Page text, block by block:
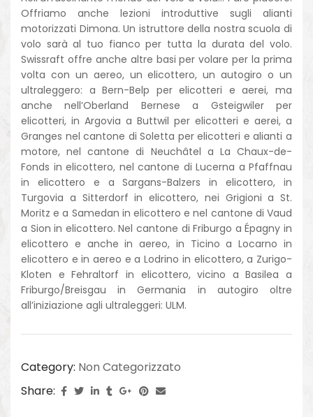
Offriamo anche lezioni introduttive sugli alianti
motorizzati Dimona. Un istruttore della nostra scuola di
volo sarà al tuo fianco per tutta la durata del volo.
Swissraft offre anche altre basi per volare per la prima
volta con un aereo, un elicottero, un autogiro o un
ultraleggero: a Bern-Belp per elicotteri e aerei, ma
anche nell’Oberland Bernese a Gsteigwiler per
elicotteri, in Argovia a Buttwil per elicotteri e aerei, a
Granges nel cantone di Soletta per elicotteri e alianti a
motore, nel cantone di Neuchâtel a La Chaux-de-
Fonds in elicottero, nel cantone di Lucerna a Pfaffnau
in elicottero e a Sargans-Balzers in elicottero, in
Turgovia a Sitterdorf in elicottero, nei Grigioni a St.
Moritz e a Samedan in elicottero e nel cantone di Vaud
a Sion in elicottero. Nel cantone di Friburgo a Épagny in
elicottero e anche in aereo, in Ticino a Locarno in
elicottero e in aereo e a Lodrino in elicottero, a Zurigo-
Kloten e Fehraltorf in elicottero, vicino a Basilea a
Friburgo/Breisgau in Germania in autogiro oltre
all’iniziazione agli ultraleggeri: ULM.
Category: Non Categorizzato
Share: